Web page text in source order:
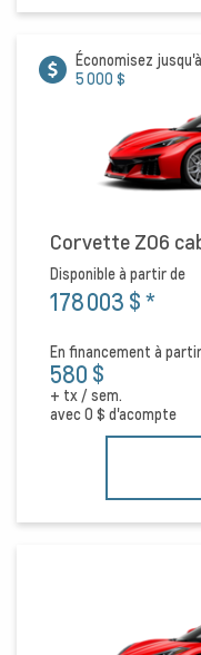
Économisez jusqu'à
5 000 $
Corvette Z06
Disponible à partir de
178 003 $*
En financement à
580 $
+ tx / sem.
avec0 $ d'acompte